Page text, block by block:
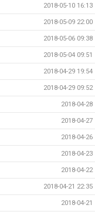
2018-05-10 16:13
2018-05-09 22:00
2018-05-06 09:38
2018-05-04 09:51
2018-04-29 19:54
2018-04-29 09:52
2018-04-28
2018-04-27
2018-04-26
2018-04-23
2018-04-22
2018-04-21 22:35
2018-04-21